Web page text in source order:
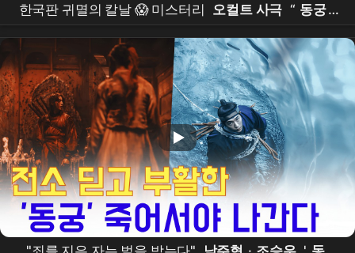
한국판 귀멸의 칼날 😱 미스터리 오컬트 사극 “ 동궁 ”
떴다!! # 동궁 #theeastpalace #netflixkr # 남주혁 #
노윤서